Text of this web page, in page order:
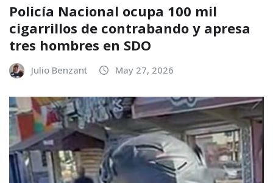
Policía Nacional ocupa 100 mil
cigarrillos de contrabando y apresa
tres hombres en SDO
Julio Benzant May 27, 2026